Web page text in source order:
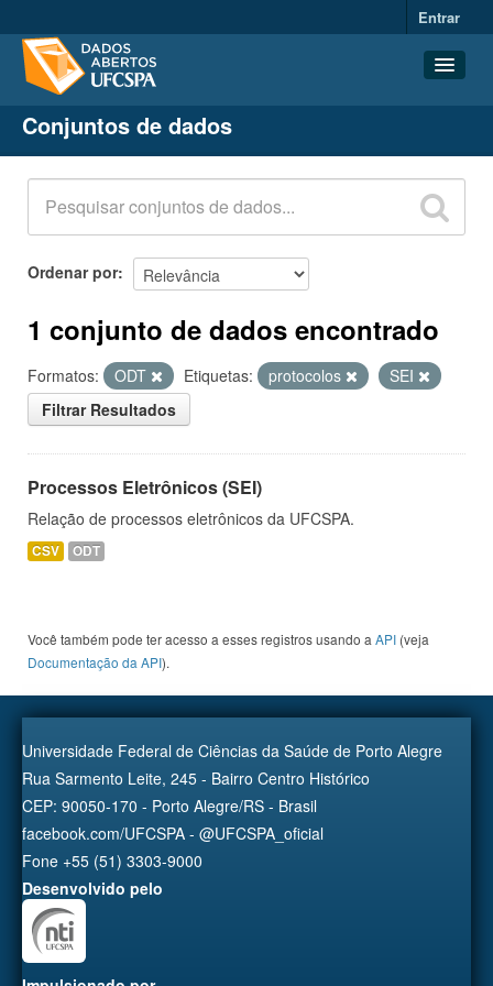
Entrar
Conjuntos de dados
Organizações
Grupos
Sobre
Conjuntos de dados
Ordenar por
1 conjunto de dados encontrado
Formatos: ODT Etiquetas: protocolos
SEI
Filtrar Resultados
Processos Eletrônicos (SEI)
Relação de processos eletrônicos da UFCSPA.
CSV ODT
Você também pode ter acesso a esses registros usando a API (veja
Documentação da API).
Universidade Federal de Ciências da Saúde de Porto Alegre
Rua Sarmento Leite, 245 - Bairro Centro Histórico
CEP: 90050-170 - Porto Alegre/RS - Brasil
facebook.com/UFCSPA - @UFCSPA_oficial
Fone +55 (51) 3303-9000
Desenvolvido pelo